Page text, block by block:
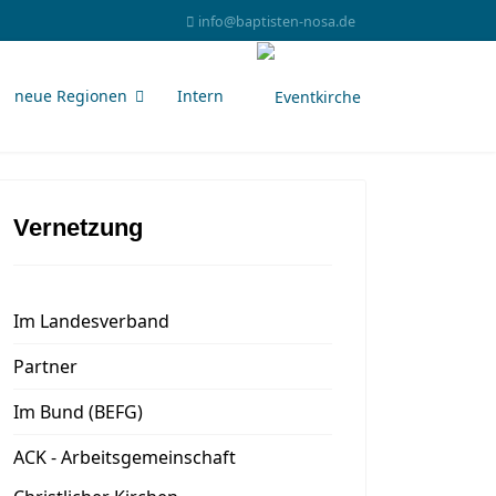
info@baptisten-nosa.de
neue Regionen Intern
Vernetzung
Im Landesverband
Partner
Im Bund (BEFG)
ACK - Arbeitsgemeinschaft